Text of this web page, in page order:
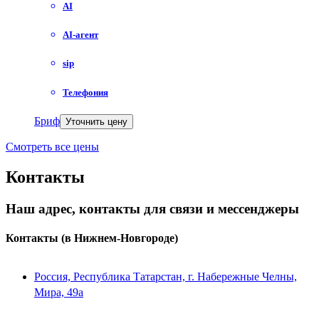
AI
AI-агент
sip
Телефония
Бриф Уточнить цену
Смотреть все цены
Контакты
Наш адрес, контакты для связи и мессенджеры
Контакты (в Нижнем-Новгороде)
Россия, Республика Татарстан, г. Набережные Челны,
Мира, 49a